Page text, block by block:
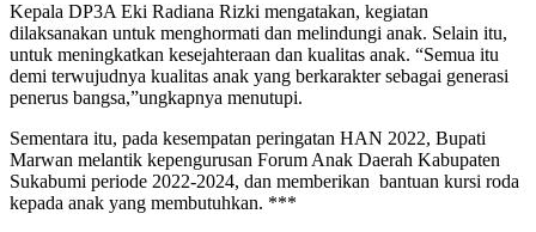
Kepala DP3A Eki Radiana Rizki mengatakan, kegiatan
dilaksanakan untuk menghormati dan melindungi anak. Selain itu,
untuk meningkatkan kesejahteraan dan kualitas anak. “Semua itu
demi terwujudnya kualitas anak yang berkarakter sebagai generasi
penerus bangsa,”ungkapnya menutupi.
Sementara itu, pada kesempatan peringatan HAN 2022, Bupati
Marwan melantik kepengurusan Forum Anak Daerah Kabupaten
Sukabumi periode 2022-2024, dan memberikan bantuan kursi roda
kepada anak yang membutuhkan. ***